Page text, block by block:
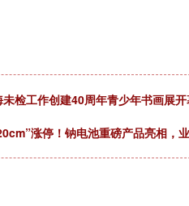
检工作创建40周年青少年书画展
涨停！钠电池重磅产品亮相，